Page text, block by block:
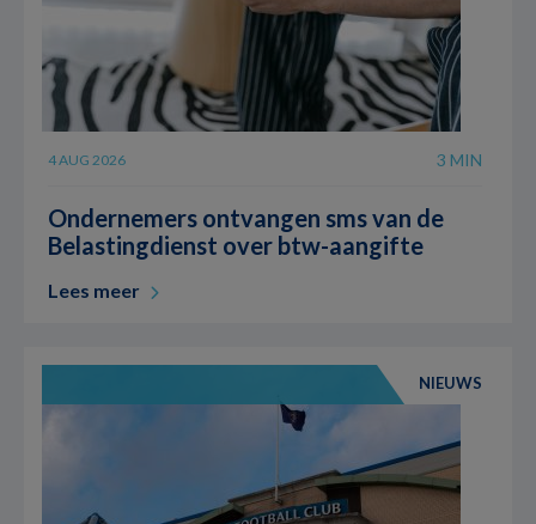
4 AUG 2026 3 MIN
Ondernemers ontvangen sms van de
Belastingdienst over btw-aangifte
Lees meer
NIEUWS